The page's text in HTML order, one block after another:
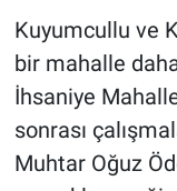
Kuyumcullu ve
bir mahalle
İhsaniye
sonrası
Muhtar Oğuz